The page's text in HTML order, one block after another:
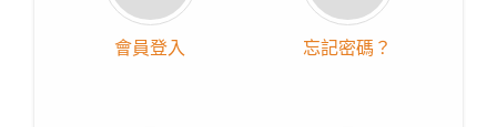
會員登入 忘記密碼？